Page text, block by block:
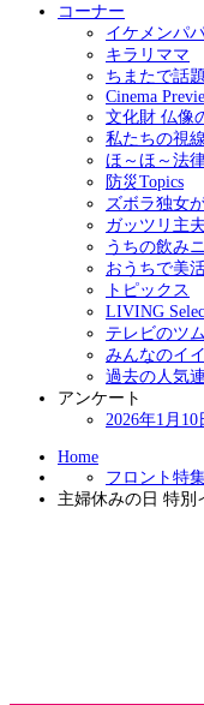
コーナー
イケメンパ
キラリママ
ちまたで話
Cinema
文化財 仏像
私たちの視
ほ～ほ～法
防災Topics
ズボラ独女
ガッツリ主
うちの飲み
おうちで美
トピックス
LIVING
テレビのツ
みんなのイ
過去の人気
アンケート
2026年1月
Home
フロント特
主婦休みの日 特別